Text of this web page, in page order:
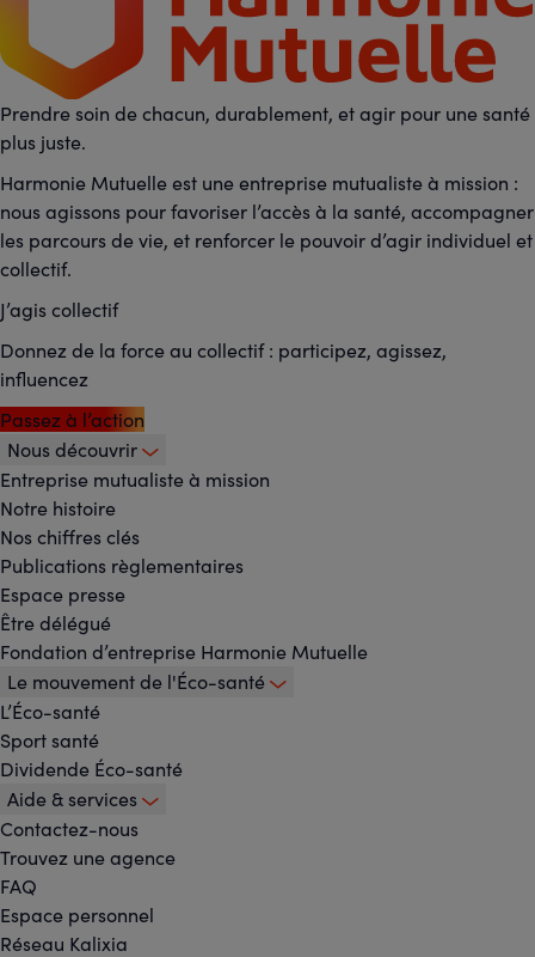
Prendre soin de chacun, durablement, et agir pour une santé
plus juste.
Harmonie Mutuelle est une entreprise mutualiste à mission :
nous agissons pour favoriser l’accès à la santé, accompagner
les parcours de vie, et renforcer le pouvoir d’agir individuel et
collectif.
J’agis collectif
Donnez de la force au collectif : participez, agissez,
influencez
Passez à l’action
Footer
-
Menu
principal
Nous découvrir
Entreprise mutualiste à mission
Notre histoire
Nos chiffres clés
Publications règlementaires
Espace presse
Être délégué
Fondation d’entreprise Harmonie Mutuelle
Le mouvement de l'Éco-santé
L’Éco-santé
Sport santé
Dividende Éco-santé
Aide & services
Contactez-nous
Trouvez une agence
FAQ
Espace personnel
Réseau Kalixia